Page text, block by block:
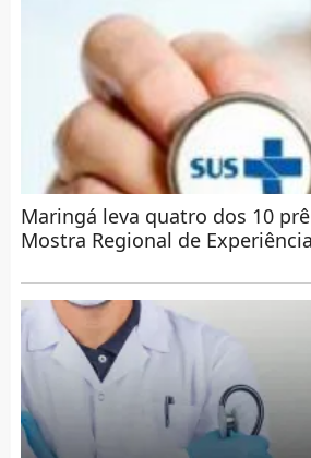
Maringá leva quatro dos 10
Mostra Regional de